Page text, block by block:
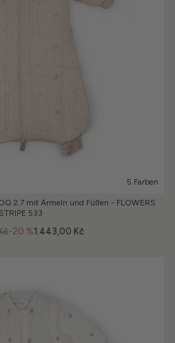
5 Farben
2.7 mit Ärmeln und Füßen - FLOWERS
STRIPE 533
-20 %1.443,00 Kč